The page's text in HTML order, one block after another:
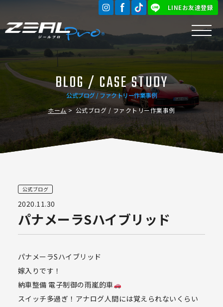
LINEお友達登録
公式ブログ / ファクトリー作業事例
BLOG / CASE STUDY
ホーム 公式ブログ / ファクトリー作業事例
公式ブログ
2020.11.30
パナメーラSハイブリッド
パナメーラSハイブリッド
嫁入りです！
納車整備 電子制御の雨嵐的車
スイッチ多過ぎ！アナログ人間には覚えられないくらい